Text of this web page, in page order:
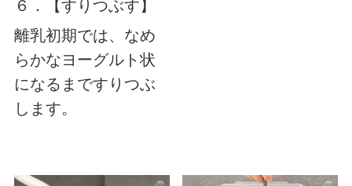
６．【すりつぶす】
離乳初期では、なめ
らかなヨーグルト状
になるまですりつぶ
します。